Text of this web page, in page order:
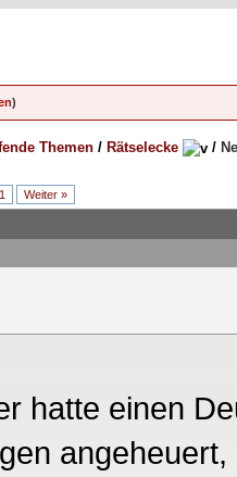
)
Themen / Rätselecke /
Weiter »
hatte einen